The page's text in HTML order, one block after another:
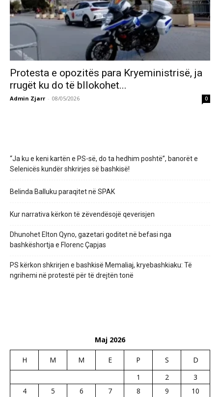
Protesta e opozitës para Kryeministrisë, ja
rrugët ku do të bllokohet...
Admin Zjarr - 08/05/2026 0
“Ja ku e keni kartën e PS-së, do ta hedhim poshtë”, banorët e
Selenicës kundër shkrirjes së bashkisë!
Belinda Balluku paraqitet në SPAK
Kur narrativa kërkon të zëvendësojë qeverisjen
Dhunohet Elton Qyno, gazetari goditet në befasi nga
bashkëshortja e Florenc Çapjas
PS kërkon shkrirjen e bashkisë Memaliaj, kryebashkiaku: Të
ngrihemi në protestë për të drejtën tonë
Maj 2026
H M M E P S
D
1
2
3
4
5 6 7 8 9
10